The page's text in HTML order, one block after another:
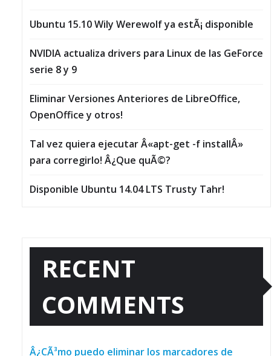
Ubuntu 15.10 Wily Werewolf ya estÃ¡ disponible
NVIDIA actualiza drivers para Linux de las GeForce
serie 8 y 9
Eliminar Versiones Anteriores de LibreOffice,
OpenOffice y otros!
Tal vez quiera ejecutar Â«apt-get -f installÂ»
para corregirlo! Â¿Que quÃ©?
Disponible Ubuntu 14.04 LTS Trusty Tahr!
RECENT
COMMENTS
Â¿CÃ³mo puedo eliminar los marcadores de